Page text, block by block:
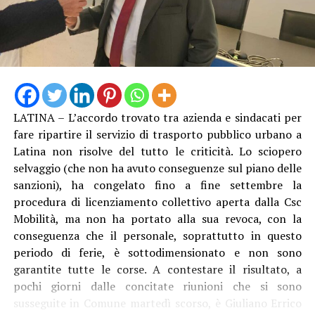
Anche Ambrosino come altri suoi colleghi si è dovuto
rivolgere al Prefetto di Latina, e ha avuto “interlocuzioni
serrate” con l’Amministratore Delegato e il Presidente di
Acqualatina, oltre che con i vari funzionari e tecnici
coinvolti. “Dopo aver compreso la gravità della
situazione, tutti si sono attivati per intervenire sulle
disfunzioni – racconta il primo cittadino dlel’isola – Le
pompe di rilancio sono state riparate e, da oggi, sulla
linea abbiamo anche la quarta nave cisterna, la “Cesare”.
Questo dovrebbe garantire un maggiore apporto
d’acqua e, soprattutto, una pressione più costante,
consentendo di raggiungere anche le zone più alte
LATINA – L’accordo trovato tra azienda e sindacati per
fare ripartire il servizio di trasporto pubblico urbano a
Latina non risolve del tutto le criticità. Lo sciopero
selvaggio (che non ha avuto conseguenze sul piano delle
sanzioni), ha congelato fino a fine settembre la
procedura di licenziamento collettivo aperta dalla Csc
Mobilità, ma non ha portato alla sua revoca, con la
conseguenza che il personale, soprattutto in questo
periodo di ferie, è sottodimensionato e non sono
garantite tutte le corse. A contestare il risultato, a
pochi giorni dalle concitate riunioni che si sono
susseguite in Comune martedì scorso, è Giuliano Errico